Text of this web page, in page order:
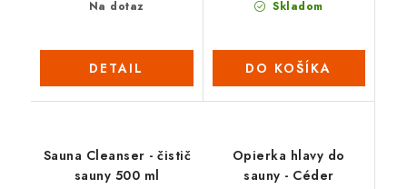
Na dotaz
DETAIL
Skladom
DO KOŠÍKA
Sauna Cleanser - čistič
sauny 500 ml
Opierka hlavy do
sauny - Céder